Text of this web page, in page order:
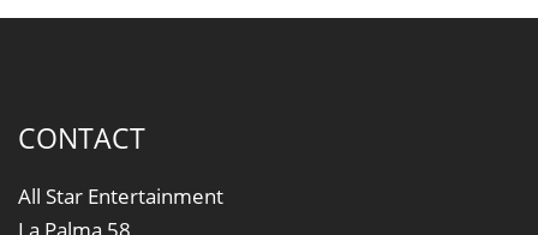
CONTACT
All Star Entertainment
La Palma 58